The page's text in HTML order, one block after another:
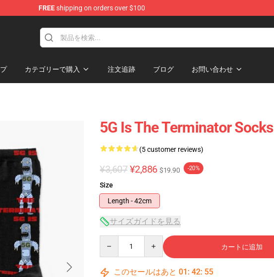
FREEshipping on orders over $100
カテゴリーで購入 注文追跡 ブログ お問い合わせ
5G Is The Terminator Socks
(5 customer reviews)
¥3,607 ¥2,886 $19.90 -20%
Size
Length - 42cm
サイズガイドを見る
カートに追加
このセールはあと 01 : 42: 54